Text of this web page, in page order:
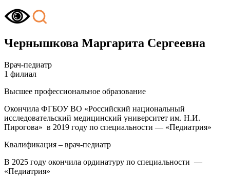
Чернышкова Маргарита Сергеевна
Врач-педиатр
1 филиал
Высшее профессиональное образование
Окончила ФГБОУ ВО «Российский национальный
исследовательский медицинский университет им. Н.И.
Пирогова» в 2019 году по специальности — «Педиатрия»
Квалификация – врач-педиатр
В 2025 году окончила ординатуру по специальности —
«Педиатрия»